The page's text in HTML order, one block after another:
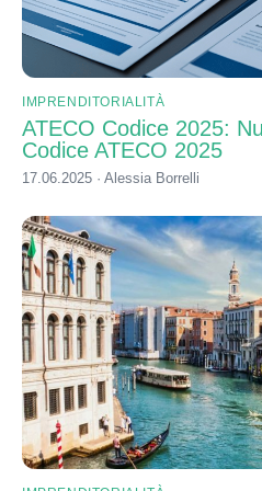
IMPRENDITORIALITÀ
ATECO Codice 2025:
Codice ATECO 2025
17.06.2025 · Alessia Borrelli